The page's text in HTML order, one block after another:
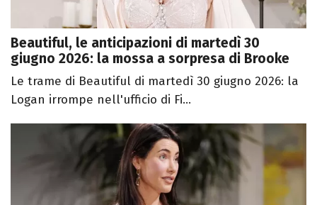
Beautiful, le anticipazioni di martedì 30
giugno 2026: la mossa a sorpresa di Brooke
Le trame di Beautiful di martedì 30 giugno 2026: la
Logan irrompe nell'ufficio di Fi...